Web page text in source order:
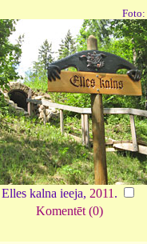
Foto:
Elles kalna ieeja, 2011 .
Komentēt (0)